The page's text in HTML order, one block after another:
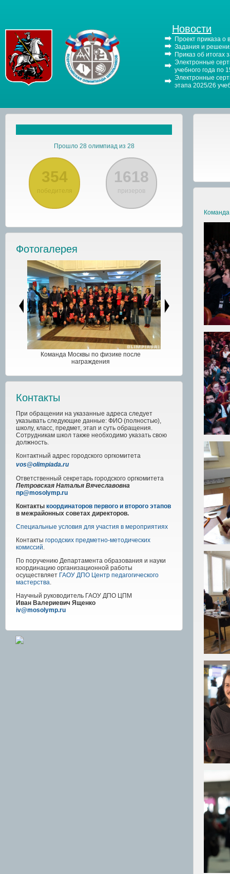
Новости
Проект приказа о
Задания и
Приказ об итогах
Электронные
учебного года по
Электронные
этапа 2025/26
29
Прошло 28 олимпиад из 28
354
победителя
1618
призеров
Фотогалерея
Команда Москвы по физике после
награждения
Контакты
При обращении на указанные адреса следует
указывать следующие данные: ФИО (полностью),
школу, класс, предмет, этап и суть обращения.
Сотрудникам школ также необходимо указать свою
должность.
Контактный адрес городского оргкомитета
vos@olimpiada.ru
Ответственный секретарь городского оргкомитета
Петровская Наталья Вячеславовна
np@mosolymp.ru
Контакты координаторов первого и второго этапов
в межрайонных советах директоров.
Специальные условия для участия в мероприятиях
Контакты городских предметно-методических
комиссий.
По поручению Департамента образования и науки
координацию организационной работы
осуществляет ГАОУ ДПО Центр педагогического
мастерства.
Научный руководитель ГАОУ ДПО ЦПМ
Иван Валериевич Ященко
iv@mosolymp.ru